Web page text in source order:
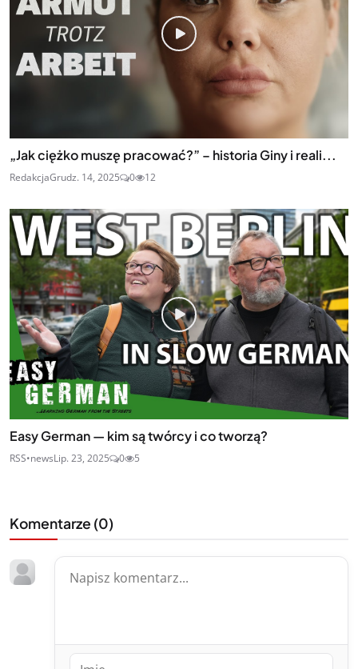
„Jak ciężko muszę pracować?” – historia Giny i reali...
RedakcjaGrudz. 14, 2025 0 12
Easy German — kim są twórcy i co tworzą?
RSS•newsLip. 23, 2025 0 5
Komentarze (0)